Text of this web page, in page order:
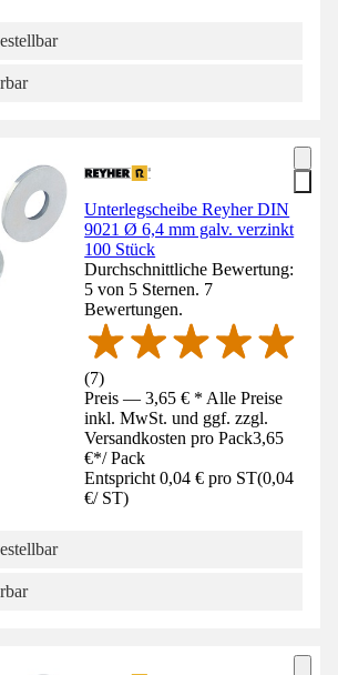
Unterlegscheibe Reyher DIN
9021 Ø 6,4 mm galv. verzinkt
100 Stück
Durchschnittliche Bewertung:
5 von 5 Sternen. 7
Bewertungen.
(7)
Preis — 3,65 € * Alle Preise
inkl. MwSt. und ggf. zzgl.
Versandkosten pro Pack3,65
€*/ Pack
Entspricht 0,04 € pro ST(0,04
€/ ST)